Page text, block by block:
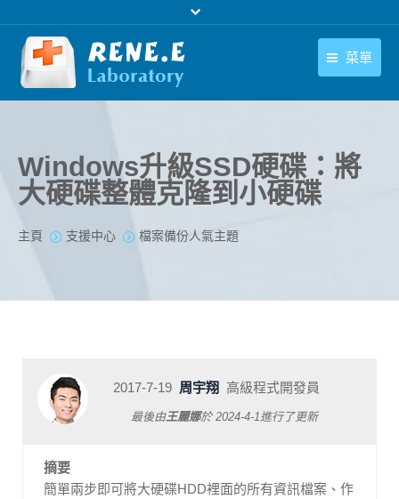
菜單
下載中心
購買
聯絡我們
Windows升級SSD硬碟：將
大硬碟整體克隆到小硬碟
您在此处：
主頁 支援中心 檔案備份人氣主題
2017-7-19 周宇翔 高級程式開發員
最後由王麗娜於2024-4-1進行了更新
摘要
簡單兩步即可將大硬碟HDD裡面的所有資訊檔案、作